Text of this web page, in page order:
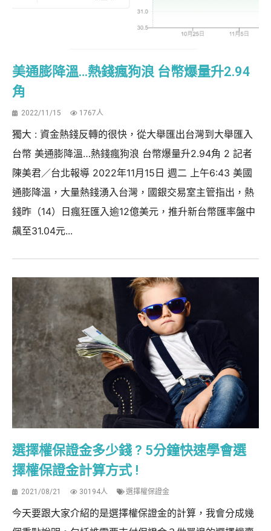
美通膨降溫…熱錢瘋狗浪 台幣爆量升2.94
角
2022/11/15 1767人
獨大 : 資金熱錢反轉的很快，從大舉匯出台灣到大舉匯入
台幣 美通膨降溫…熱錢瘋狗浪 台幣爆量升2.94角 2 記者
陳美君／台北報導 2022年11月15日 週二 上午6:43 美國
通膨降溫，大量熱錢湧入台灣，國銀交易室主管指出，熱
錢昨（14）日瘋狂匯入逾12億美元，推升新台幣匯率盤中
飆至31.04元...
選擇權保證金多少錢 ? 5分鐘快速學會選
擇權保證金計算方式 !
2021/08/21 30194人 選擇權保證金
今天要跟大家介紹的是選擇權保證金的計算，我會分成幾